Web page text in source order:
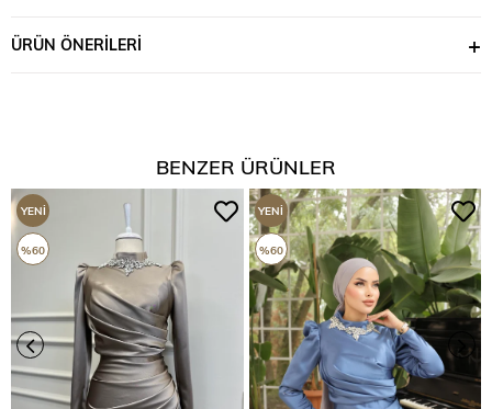
ÜRÜN ÖNERILERI
BENZER ÜRÜNLER
YENI
ÜRÜN
%60
YENI
ÜRÜN
%60